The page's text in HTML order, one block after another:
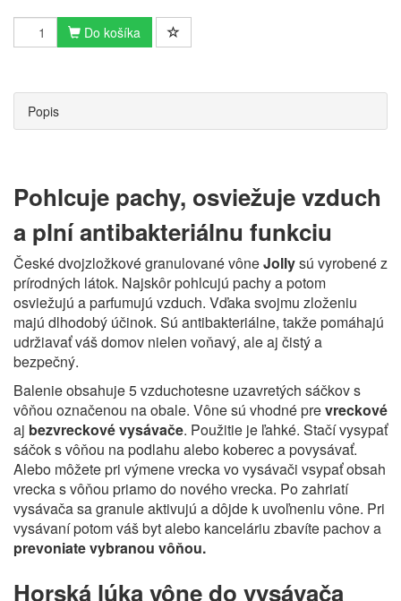
Do košíka
Popis
Pohlcuje pachy, osviežuje vzduch
a plní antibakteriálnu funkciu
České dvojzložkové granulované vôneJollysú vyrobené z
prírodných látok. Najskôr pohlcujú pachy a potom
osviežujú a parfumujú vzduch. Vďaka svojmu zloženiu
majú dlhodobý účinok. Sú antibakteriálne, takže pomáhajú
udržiavať váš domov nielen voňavý, ale aj čistý a
bezpečný.
Balenie obsahuje 5 vzduchotesne uzavretých sáčkov s
vôňou označenou na obale. Vône sú vhodné prevreckové
aj bezvreckové vysávače. Použitie je ľahké. Stačí vysypať
sáčok s vôňou na podlahu alebo koberec a povysávať.
Alebo môžete pri výmene vrecka vo vysávači vsypať obsah
vrecka s vôňou priamo do nového vrecka. Po zahriatí
vysávača sa granule aktivujú a dôjde k uvoľneniu vône. Pri
vysávaní potom váš byt alebo kanceláriu zbavíte pachov a
prevoniate vybranou vôňou.
Horská lúka vône do vysávača